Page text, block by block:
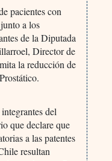
pacientes con
a los
de la Diputada
Director de
la reducción de
del
que declare que
a las patentes
resultan